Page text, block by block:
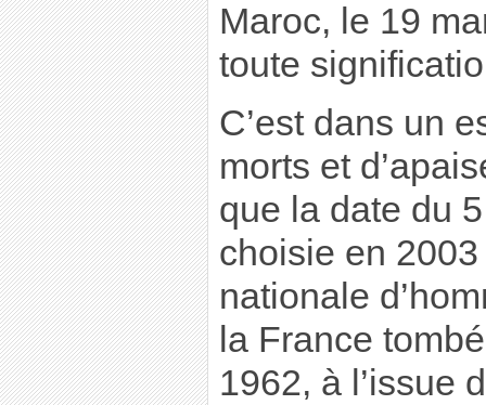
Maroc, le 19
toute
C’est dans un
morts et
que la date du
choisie en
nationale
la France
1962, à l’issue